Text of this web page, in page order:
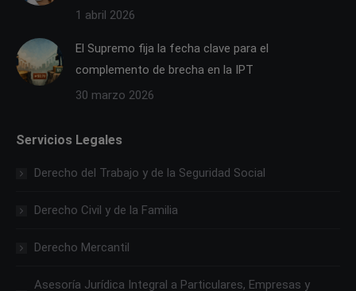
1 abril 2026
El Supremo fija la fecha clave para el
complemento de brecha en la IPT
30 marzo 2026
Servicios Legales
Derecho del Trabajo y de la Seguridad Social
Derecho Civil y de la Familia
Derecho Mercantil
Asesoría Jurídica Integral a Particulares, Empresas y